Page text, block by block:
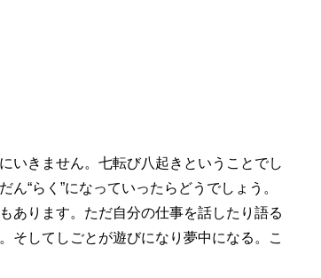
いきません。七転び八起きということでし
“らく”になっていったらどうでしょう。
あります。ただ自分の仕事を話したり語る
そしてしごとが遊びになり夢中になる。こ